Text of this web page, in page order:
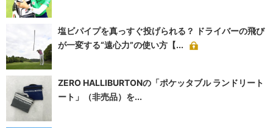
塩ビパイプを真っすぐ投げられる？ ドライバーの飛び
が一変する“遠心力”の使い方【...
ZERO HALLIBURTONの「ポケッタブル ランドリート
ート」（非売品）を...